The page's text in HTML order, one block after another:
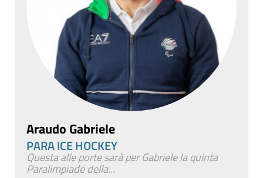
Araudo Gabriele
PARA ICE HOCKEY
Questa alle porte sarà per Gabriele la quinta
Paralimpiade della...